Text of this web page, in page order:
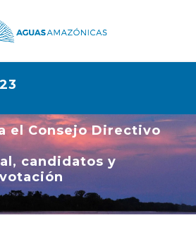
el Consejo Directivo
candidatos y